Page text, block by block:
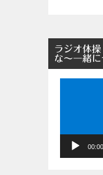
ラジオ体
な～一緒に
ヤ
00:00